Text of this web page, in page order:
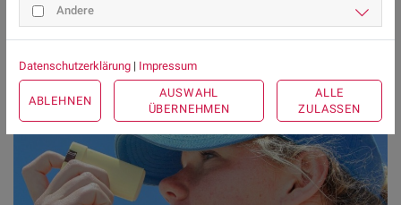
im Gesicht ist das einfach praktischer und angenehmer, wenn
Sonnencreme täglich genutzt wird.
Viele moderne Produkte ziehen schnell ein und lassen sich gut mit
Hautpflege oder Make-up kombinieren.
Andere
Datenschutzerklärung | Impressum
ABLEHNEN
AUSWAHL
ÜBERNEHMEN
ALLE
ZULASSEN